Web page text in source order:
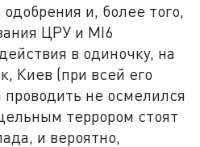
и, более того,
ЦРУ и MI6
в одиночку, на
Киев (при всей его
не осмелился
террором стоят
и вероятно,